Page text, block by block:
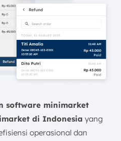
software minimarket
di Indonesia yang
operasional dan